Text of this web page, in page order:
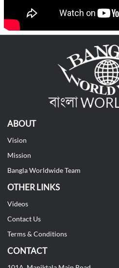
ABOUT
Vision
Mission
Bangla Worldwide Team
OTHER LINKS
Videos
Contact Us
Terms & Conditions
CONTACT